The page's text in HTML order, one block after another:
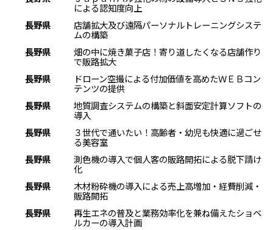
による認知度向上
長野県
店舗拡大及び遠隔パーソナルトレーニングシステ
ムの構築
長野県
畑の中に焼き菓子店！寄り道したくなる店舗作り
で販路拡大
長野県
ドローン空撮による付加価値を高めたＷＥＢコン
テンツの提供
長野県
地質調査システムの構築と斜面安定計算ソフトの
導入
長野県
３世代で通いたい！高齢者・幼児も快適に過ごせ
る美容室
長野県
測色機の導入で個人客の販路開拓による脱下請け
化
長野県
木材粉砕機の導入による売上高増加・経費削減・
販路開拓
長野県
再生エネの普及と業務効率化を兼ね備えたショベ
ルカーの導入計画